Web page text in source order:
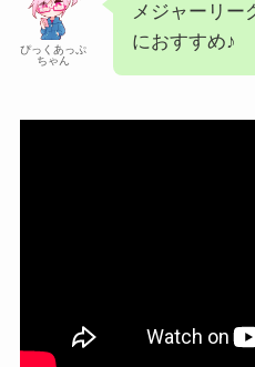
ぴっくあっぷ
ちゃん
メジャーリー
におすすめ♪